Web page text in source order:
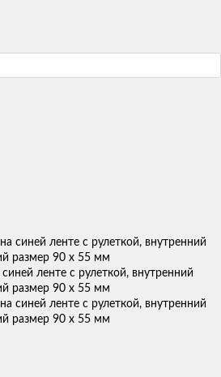
ленте с рулеткой, внутренний
размер 90 х 55 мм